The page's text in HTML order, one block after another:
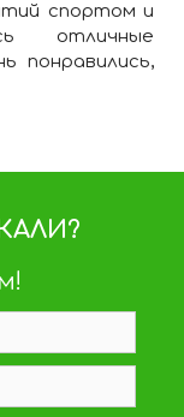
спортом и
отличные
понравились,